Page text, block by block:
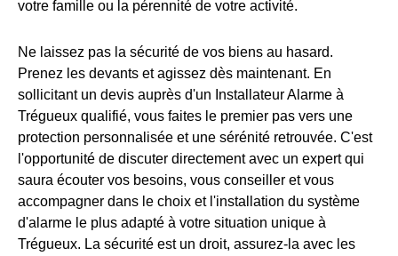
votre famille ou la pérennité de votre activité.
Ne laissez pas la sécurité de vos biens au hasard.
Prenez les devants et agissez dès maintenant. En
sollicitant un devis auprès d'un Installateur Alarme à
Trégueux qualifié, vous faites le premier pas vers une
protection personnalisée et une sérénité retrouvée. C'est
l'opportunité de discuter directement avec un expert qui
saura écouter vos besoins, vous conseiller et vous
accompagner dans le choix et l'installation du système
d'alarme le plus adapté à votre situation unique à
Trégueux. La sécurité est un droit, assurez-la avec les